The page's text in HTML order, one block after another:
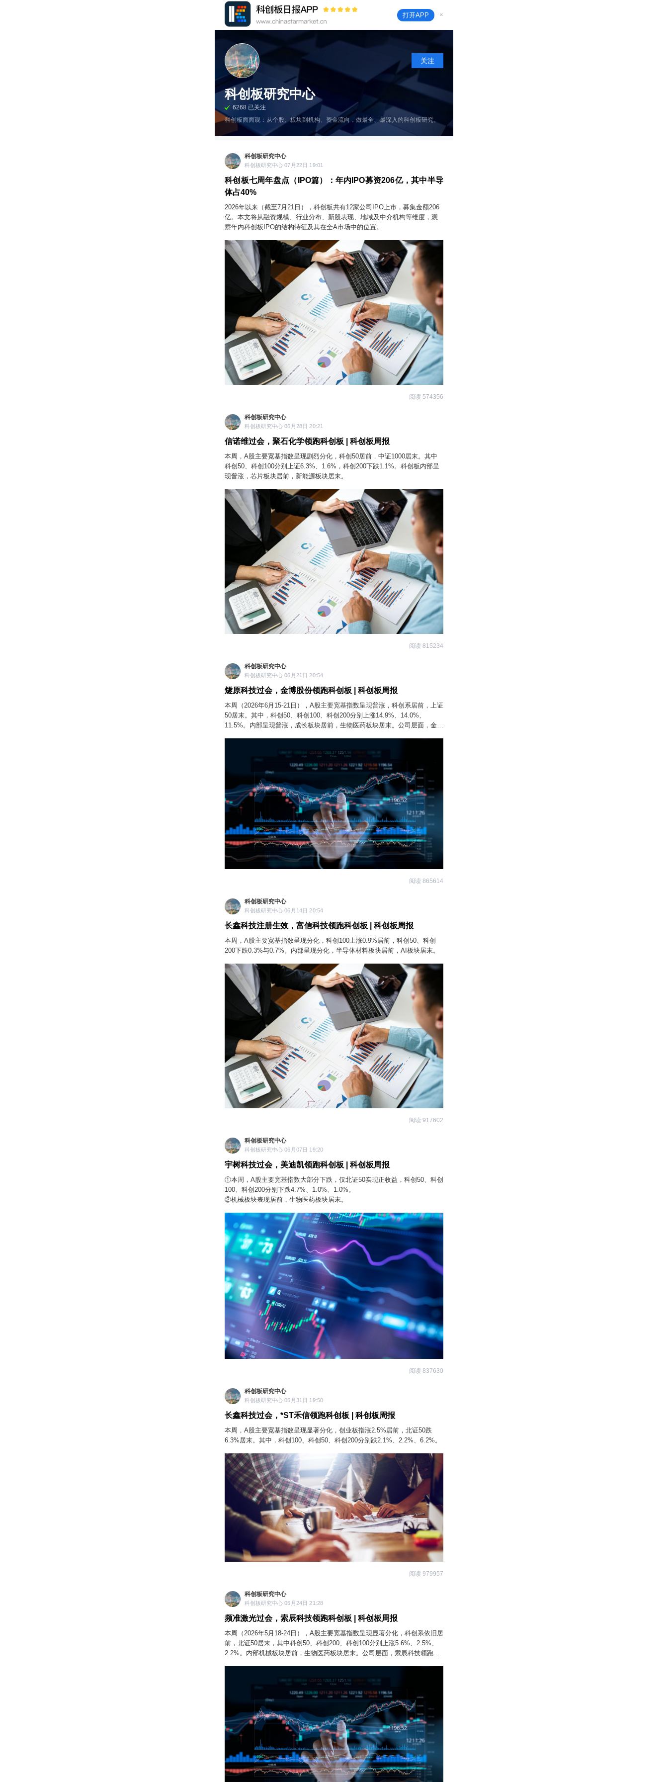
打开APP ×
关注
科创板研究中心
6268 已关注
科创板面面观：从个股、板块到机构、资金流向，做最全、最深入的科创板研究。
科创板研究中心
科创板研究中心 07月22日 19:01
科创板七周年盘点（IPO篇）：年内IPO募资206亿，其中半导
体占40%
2026年以来（截至7月21日），科创板共有12家公司IPO上市，募集金额206
亿。本文将从融资规模、行业分布、新股表现、地域及中介机构等维度，观
察年内科创板IPO的结构特征及其在全A市场中的位置。
阅读 574356
科创板研究中心
科创板研究中心 06月28日 20:21
信诺维过会，聚石化学领跑科创板 | 科创板周报
本周，A股主要宽基指数呈现剧烈分化，科创50居前，中证1000居末。其中
科创50、科创100分别上证6.3%、1.6%，科创200下跌1.1%。科创板内部呈
现普涨，芯片板块居前，新能源板块居末。
阅读 815234
科创板研究中心
科创板研究中心 06月21日 20:54
燧原科技过会，金博股份领跑科创板 | 科创板周报
本周（2026年6月15-21日），A股主要宽基指数呈现普涨，科创系居前，上证
50居末。其中，科创50、科创100、科创200分别上涨14.9%、14.0%、
11.5%。内部呈现普涨，成长板块居前，生物医药板块居末。公司层面，金博
阅读 865614
科创板研究中心
科创板研究中心 06月14日 20:54
长鑫科技注册生效，富信科技领跑科创板 | 科创板周报
本周，A股主要宽基指数呈现分化，科创100上涨0.9%居前，科创50、科创
200下跌0.3%与0.7%。内部呈现分化，半导体材料板块居前，AI板块居末。
阅读 917602
科创板研究中心
科创板研究中心 06月07日 19:20
宇树科技过会，美迪凯领跑科创板 | 科创板周报
①本周，A股主要宽基指数大部分下跌，仅北证50实现正收益，科创50、科创
100、科创200分别下跌4.7%、1.0%、1.0%。
②机械板块表现居前，生物医药板块居末。
阅读 837630
科创板研究中心
科创板研究中心 05月31日 19:50
长鑫科技过会，*ST禾信领跑科创板 | 科创板周报
本周，A股主要宽基指数呈现显著分化，创业板指涨2.5%居前，北证50跌
6.3%居末。其中，科创100、科创50、科创200分别跌2.1%、2.2%、6.2%。
阅读 979957
科创板研究中心
科创板研究中心 05月24日 21:28
频准激光过会，索辰科技领跑科创板 | 科创板周报
本周（2026年5月18-24日），A股主要宽基指数呈现显著分化，科创系依旧居
前，北证50居末，其中科创50、科创200、科创100分别上涨5.6%、2.5%、
2.2%。内部机械板块居前，生物医药板块居末。公司层面，索辰科技领跑科